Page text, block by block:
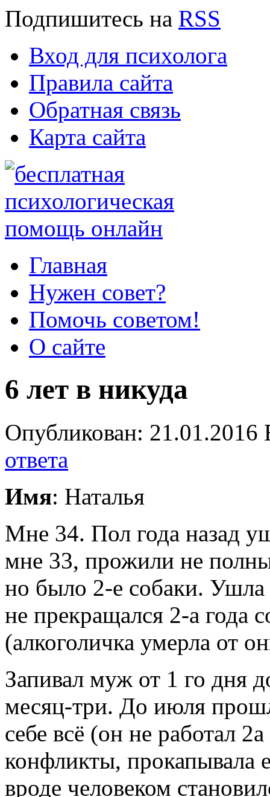
Подпишитесь на RSS
Вход для психолога
Правила сайта
Обратная связь
Карта сайта
Главная
Нужен совет?
Помочь советом!
О сайте
6 лет в никуда
Опубликован:
ответа
Имя: Наталья
Мне 34. Пол года назад
мне 33, прожили не
но было 2-е собаки. Ушла
не прекращался 2-а года
(алкоголичка умерла от
Запивал муж от 1 го дня
месяц-три. До июля
себе всё (он не работал
конфликты, прокапывала
вроде человеком